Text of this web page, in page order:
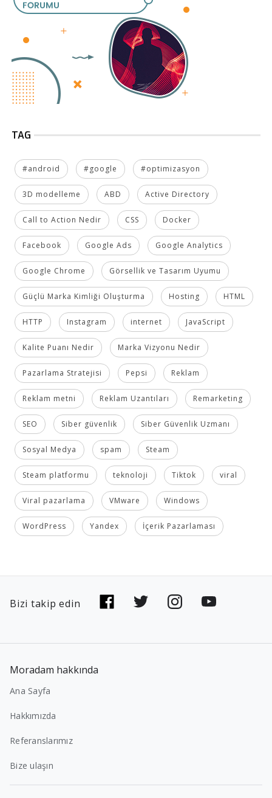
TAG
#android #google #optimizasyon
3D modelleme ABD Active Directory
Call to Action Nedir CSS Docker
Facebook Google Ads Google Analytics
Google Chrome Görsellik ve Tasarım Uyumu
Güçlü Marka Kimliği Oluşturma Hosting HTML
HTTP Instagram internet JavaScript
Kalite Puanı Nedir Marka Vizyonu Nedir
Pazarlama Stratejisi Pepsi Reklam
Reklam metni Reklam Uzantıları Remarketing
SEO Siber güvenlik Siber Güvenlik Uzmanı
Sosyal Medya spam Steam
Steam platformu teknoloji Tiktok viral
Viral pazarlama VMware Windows
WordPress Yandex İçerik Pazarlaması
Bizi takip edin
Moradam hakkında
Ana Sayfa
Hakkımızda
Referanslarımız
Bize ulaşın